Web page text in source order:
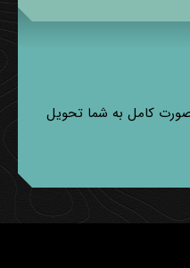
صورت کامل به شما تحویل